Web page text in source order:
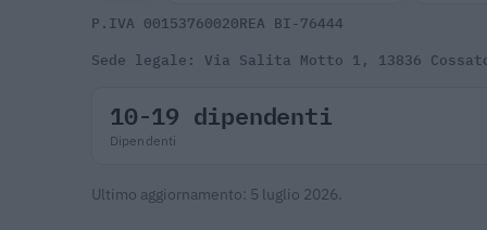
P.IVA 00153760020REA BI-76444
Sede legale: Via Salita Motto 1, 13836
10-19 dipendenti
Dipendenti
Ultimo aggiornamento: 5 luglio 2026.